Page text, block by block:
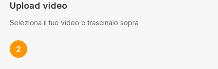
Upload video
Seleziona il tuo video o trascinalo sopra
2